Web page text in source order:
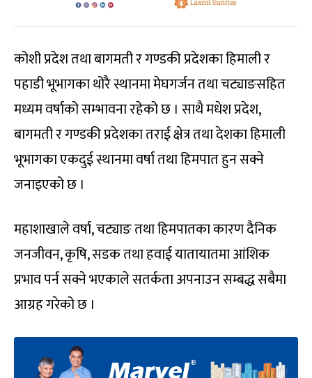
कोशी प्रदेश तथा बागमती र गण्डकी प्रदेशका हिमाली र
पहाडी भूभागका थोरै स्थानमा मेघगर्जन तथा चट्याङसहित
मध्यम वर्षाको सम्भावना रहेको छ । साथै मधेश प्रदेश,
बागमती र गण्डकी प्रदेशका तराई क्षेत्र तथा देशका हिमाली
भूभागका एकदुई स्थानमा वर्षा तथा हिमपात हुन सक्ने
जनाइएको छ ।
महाशाखाले वर्षा, चट्याङ तथा हिमपातका कारण दैनिक
जनजीवन, कृषि, सडक तथा हवाई यातायातमा आंशिक
प्रभाव पर्न सक्ने भएकाले सतर्कता अपनाउन सम्बद्ध सबैमा
आग्रह गरेको छ ।